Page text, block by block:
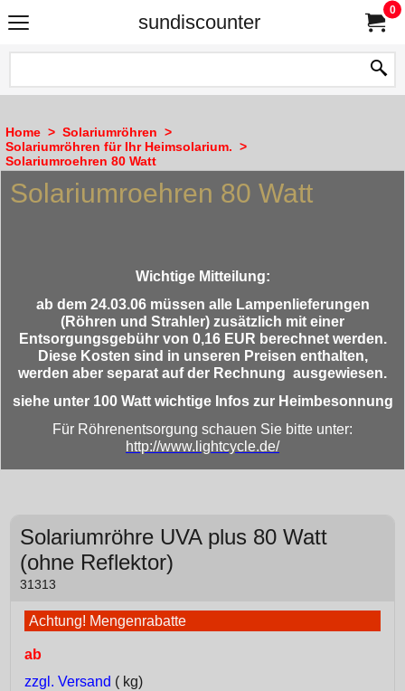
sundiscounter
0
Home > Solariumröhren >
Solariumröhren für Ihr Heimsolarium. >
Solariumroehren 80 Watt
Solariumroehren 80 Watt
Wichtige Mitteilung:
ab dem 24.03.06 müssen alle Lampenlieferungen
(Röhren und Strahler) zusätzlich mit einer
Entsorgungsgebühr von 0,16 EUR berechnet werden.
Diese Kosten sind in unseren Preisen enthalten,
werden aber separat auf der Rechnung ausgewiesen.
siehe unter 100 Watt wichtige Infos zur Heimbesonnung
Für Röhrenentsorgung schauen Sie bitte unter:
http://www.lightcycle.de/
Solariumröhre UVA plus 80 Watt
(ohne Reflektor)
31313
Achtung! Mengenrabatte
ab
zzgl. Versand
kg